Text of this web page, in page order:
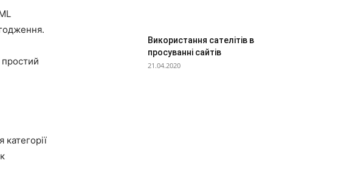
простий
Використання сателітів в
просуванні сайтів
21.04.2020